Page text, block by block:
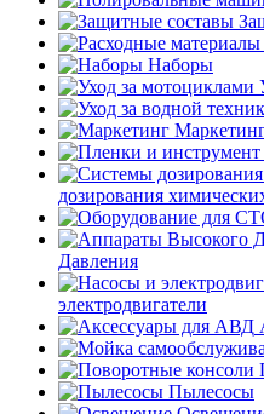
Наборы
дозирования
Давления
электродвигатели
Пылесосы